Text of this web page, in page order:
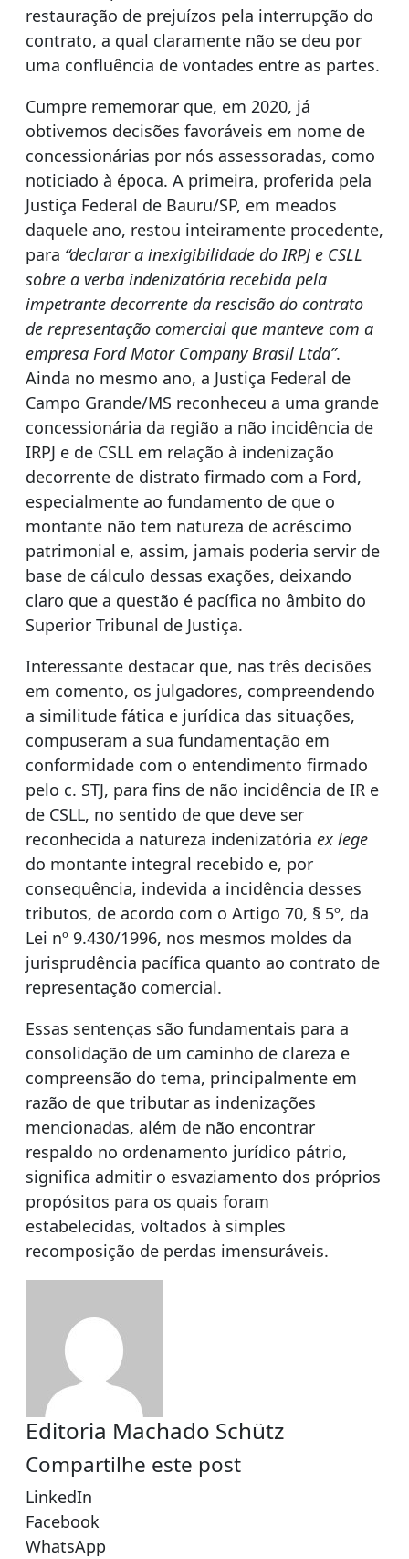
restauração de prejuízos pela interrupção do
contrato, a qual claramente não se deu por
uma confluência de vontades entre as partes.
Cumpre rememorar que, em 2020, já
obtivemos decisões favoráveis em nome de
concessionárias por nós assessoradas, como
noticiado à época. A primeira, proferida pela
Justiça Federal de Bauru/SP, em meados
daquele ano, restou inteiramente procedente,
para “declarar a inexigibilidade do IRPJ e CSLL
sobre a verba indenizatória recebida pela
impetrante decorrente da rescisão do contrato
de representação comercial que manteve com a
empresa Ford Motor Company Brasil Ltda”.
Ainda no mesmo ano, a Justiça Federal de
Campo Grande/MS reconheceu a uma grande
concessionária da região a não incidência de
IRPJ e de CSLL em relação à indenização
decorrente de distrato firmado com a Ford,
especialmente ao fundamento de que o
montante não tem natureza de acréscimo
patrimonial e, assim, jamais poderia servir de
base de cálculo dessas exações, deixando
claro que a questão é pacífica no âmbito do
Superior Tribunal de Justiça.
Interessante destacar que, nas três decisões
em comento, os julgadores, compreendendo
a similitude fática e jurídica das situações,
compuseram a sua fundamentação em
conformidade com o entendimento firmado
pelo c. STJ, para fins de não incidência de IR e
de CSLL, no sentido de que deve ser
reconhecida a natureza indenizatória ex lege
do montante integral recebido e, por
consequência, indevida a incidência desses
tributos, de acordo com o Artigo 70, § 5º, da
Lei nº 9.430/1996, nos mesmos moldes da
jurisprudência pacífica quanto ao contrato de
representação comercial.
Essas sentenças são fundamentais para a
consolidação de um caminho de clareza e
compreensão do tema, principalmente em
razão de que tributar as indenizações
mencionadas, além de não encontrar
respaldo no ordenamento jurídico pátrio,
significa admitir o esvaziamento dos próprios
propósitos para os quais foram
estabelecidas, voltados à simples
recomposição de perdas imensuráveis.
Editoria Machado Schütz
Compartilhe este post
LinkedIn
Facebook
WhatsApp